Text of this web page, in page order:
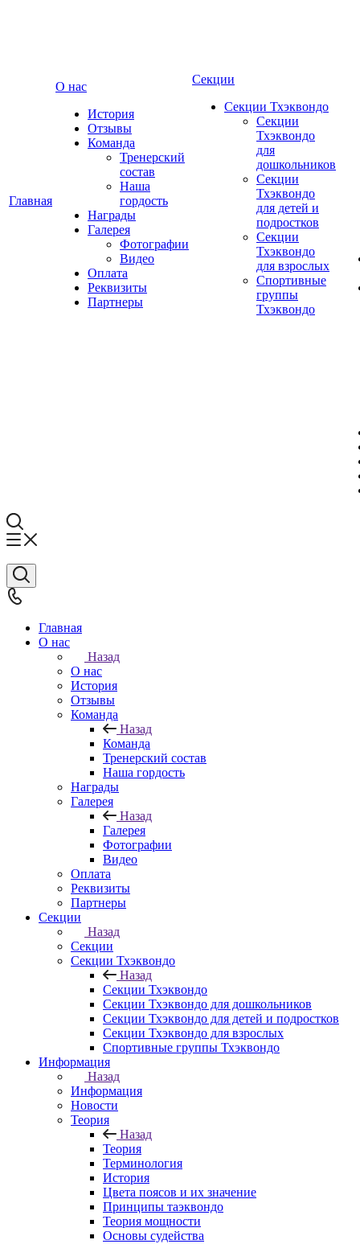
Главная
О нас
История
Отзывы
Команда
Тренерский
состав
Наша
гордость
Награды
Галерея
Фотографии
Видео
Оплата
Реквизиты
Партнеры
Секции
Секции Тхэквондо
Секции
Тхэквондо
для
дошкольников
Секции
Тхэквондо
для детей и
подростков
Секции
Тхэквондо
для взрослых
Спортивные
группы
Тхэквондо
Главная
О нас
Назад
О нас
История
Отзывы
Команда
Назад
Команда
Тренерский состав
Наша гордость
Награды
Галерея
Назад
Галерея
Фотографии
Видео
Оплата
Реквизиты
Партнеры
Секции
Назад
Секции
Секции Тхэквондо
Назад
Секции Тхэквондо
Секции Тхэквондо для дошкольников
Секции Тхэквондо для детей и подростков
Секции Тхэквондо для взрослых
Спортивные группы Тхэквондо
Информация
Назад
Информация
Новости
Теория
Назад
Теория
Терминология
История
Цвета поясов и их значение
Принципы таэквондо
Теория мощности
Основы судейства